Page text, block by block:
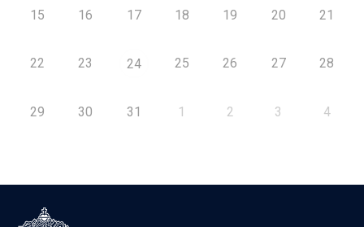
15 16 17 18 19 20 21
22 23 24 25 26 27 28
29 30 31 1 2 3 4